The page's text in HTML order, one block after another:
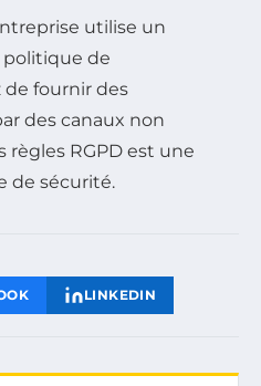
utilise un
politique de
fournir des
des canaux non
règles RGPD est une
de sécurité.
LINKEDIN